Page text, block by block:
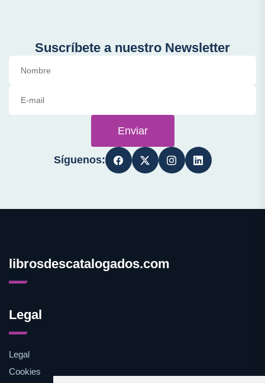
Suscríbete a nuestro Newsletter
Enviar
Síguenos:
librosdescatalogados.com
Legal
Legal
Cookies